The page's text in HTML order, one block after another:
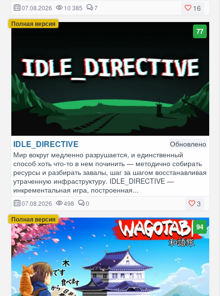
16
07.08.2026 10 385 7
Полная версия
77
IDLE_DIRECTIVE
Обновлено
Мир вокруг медленно разрушается, и единственный
способ хоть что-то в нем починить — методично собирать
ресурсы и разбирать завалы, шаг за шагом восстанавливая
утраченную инфраструктуру. IDLE_DIRECTIVE —
инкрементальная игра, построенная...
3
07.08.2026 498 0
Полная версия
94